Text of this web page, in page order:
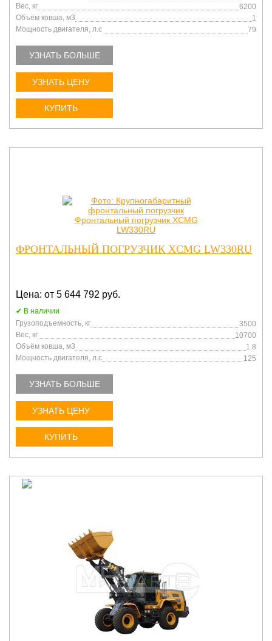
Универсальные Одноковшовые
3 тонны 4 тонны
Вес, кг
6200
Объём ковша, м3
1
Мощность двигателя, л.с
79
УЗНАТЬ БОЛЬШЕ
УЗНАТЬ ЦЕНУ
КУПИТЬ
ФРОНТАЛЬНЫЙ ПОГРУЗЧИК XCMG LW330RU
Цена: от 5 644 792 руб.
В наличии
Грузоподъемность, кг
3500
Вес, кг
10700
Объём ковша, м3
1.8
Мощность двигателя, л.с
125
УЗНАТЬ БОЛЬШЕ
УЗНАТЬ ЦЕНУ
КУПИТЬ